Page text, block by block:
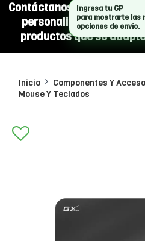
Contáctanos por
personalizado para
productos que se
Inicio
Componentes Y
Mouse Y Teclados
Ingresa tu CP
para mostrarte las
opciones de envío.